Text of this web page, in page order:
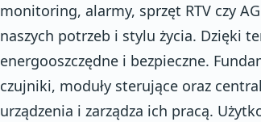
monitoring, alarmy, sprzęt RTV czy
naszych potrzeb i stylu życia. Dzięki
energooszczędne i bezpieczne.
czujniki, moduły sterujące oraz
urządzenia i zarządza ich pracą.